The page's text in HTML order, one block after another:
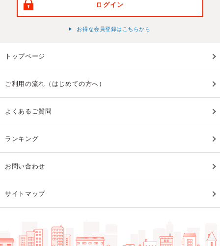
ログイン
お得な会員登録はこちらから
トップページ
ご利用の流れ（はじめての方へ）
よくあるご質問
ランキング
お問い合わせ
サイトマップ